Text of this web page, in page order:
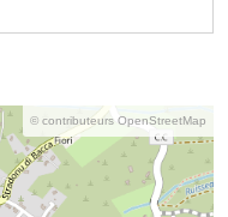
© contributeurs OpenStreetMap